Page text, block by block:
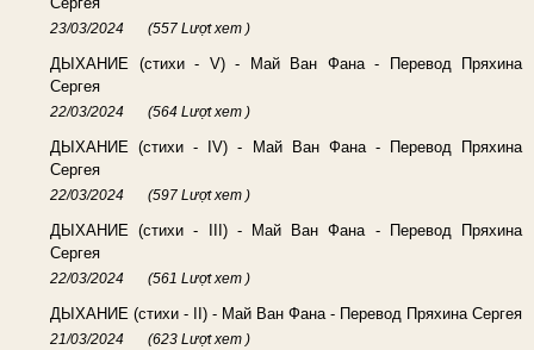
23/03/2024 (557 Lượt xem )
ДЫХАНИЕ (стихи - V) - Май Ван Фана - Перевод Пряхина
Сергея
22/03/2024 (564 Lượt xem )
ДЫХАНИЕ (стихи - IV) - Май Ван Фана - Перевод Пряхина
Сергея
22/03/2024 (597 Lượt xem )
ДЫХАНИЕ (стихи - III) - Май Ван Фана - Перевод Пряхина
Сергея
22/03/2024 (561 Lượt xem )
ДЫХАНИЕ (стихи - II) - Май Ван Фана - Перевод Пряхина Сергея
21/03/2024 (623 Lượt xem )